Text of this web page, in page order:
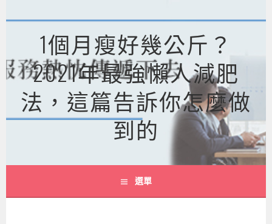
至
內
容
1個月瘦好幾公斤？
2021年最強懶人減肥
法，這篇告訴你怎麼做
到的
選單